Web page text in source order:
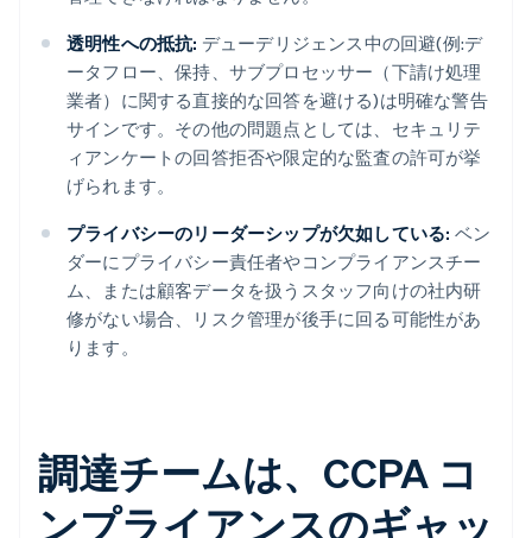
透明性への抵抗: デューデリジェンス中の回避(例:デ
ータフロー、保持、サブプロセッサー（下請け処理
業者）に関する直接的な回答を避ける)は明確な警告
サインです。その他の問題点としては、セキュリテ
ィアンケートの回答拒否や限定的な監査の許可が挙
げられます。
プライバシーのリーダーシップが欠如している: ベン
ダーにプライバシー責任者やコンプライアンスチー
ム、または顧客データを扱うスタッフ向けの社内研
修がない場合、リスク管理が後手に回る可能性があ
ります。
調達チームは、CCPA コ
ンプライアンスのギャッ